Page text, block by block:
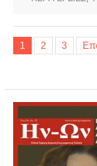
Σελιδοποίηση
άρθρων
1 2 3